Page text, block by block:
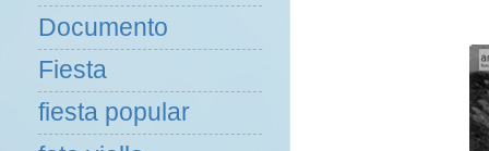
Documento
Fiesta
fiesta popular